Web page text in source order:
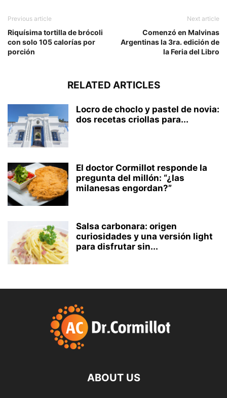
Previous article
Riquísima tortilla de brócoli
con solo 105 calorías por
porción
Next article
Comenzó en Malvinas
Argentinas la 3ra. edición de
la Feria del Libro
RELATED ARTICLES
Locro de choclo y pastel de novia:
dos recetas criollas para...
El doctor Cormillot responde la
pregunta del millón: “¿las
milanesas engordan?”
Salsa carbonara: origen
curiosidades y una versión light
para disfrutar sin...
ABOUT US